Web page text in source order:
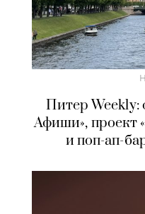
Питер Weekly:
Афиши», проект
и поп-ап-